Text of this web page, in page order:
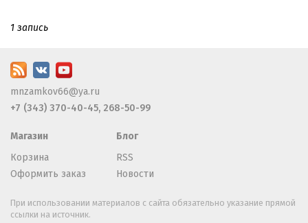
1 запись
mnzamkov66@ya.ru
+7 (343) 370-40-45, 268-50-99
Магазин
Корзина
Оформить заказ
Блог
RSS
Новости
При использовании материалов с сайта обязательно указание прямой
ссылки на источник.